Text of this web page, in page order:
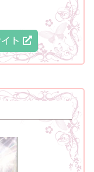
ト